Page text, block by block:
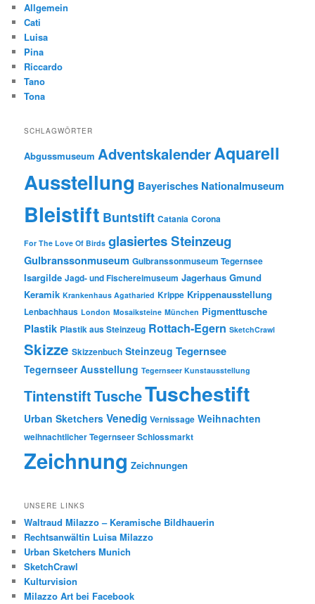
Allgemein
Cati
Luisa
Pina
Riccardo
Tano
Tona
SCHLAGWÖRTER
Abgussmuseum AdventskalenderAquarell
Ausstellung Bayerisches Nationalmuseum
Bleistift Buntstift Catania Corona
For The Love Of Birds glasiertes Steinzeug
Gulbranssonmuseum Gulbranssonmuseum Tegernsee
Isargilde Jagd- und Fischereimuseum Jagerhaus Gmund
Keramik Krankenhaus Agatharied Krippe Krippenausstellung
Lenbachhaus London Mosaiksteine München Pigmenttusche
Plastik Plastik aus Steinzeug Rottach-Egern SketchCrawl
Skizze Skizzenbuch Steinzeug Tegernsee
Tegernseer Ausstellung Tegernseer Kunstausstellung
TintenstiftTuscheTuschestift
Urban Sketchers Venedig Vernissage Weihnachten
weihnachtlicher Tegernseer Schlossmarkt
Zeichnung Zeichnungen
UNSERE LINKS
Waltraud Milazzo – Keramische Bildhauerin
Rechtsanwältin Luisa Milazzo
Urban Sketchers Munich
SketchCrawl
Kulturvision
Milazzo Art bei Facebook